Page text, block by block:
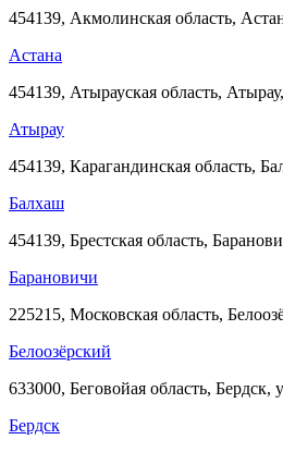
454139, Акмолинская область,
Астана
454139, Атырауская область,
Атырау
454139, Карагандинская область,
Балхаш
454139, Брестская область,
Барановичи
225215, Московская область,
Белоозёрский
633000, Беговойая область, Бердск,
Бердск